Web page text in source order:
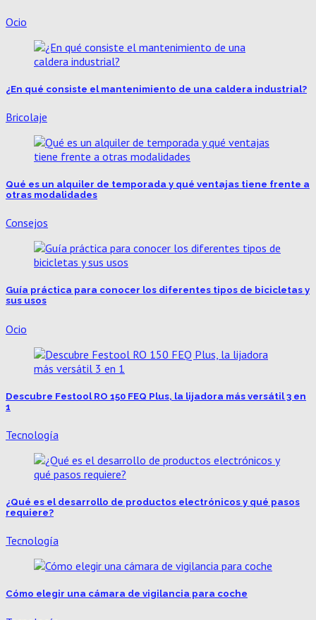
Ocio
¿En qué consiste el mantenimiento de una caldera industrial?
Bricolaje
Qué es un alquiler de temporada y qué ventajas tiene frente a
otras modalidades
Consejos
Guía práctica para conocer los diferentes tipos de bicicletas y
sus usos
Ocio
Descubre Festool RO 150 FEQ Plus, la lijadora más versátil 3 en
1
Tecnología
¿Qué es el desarrollo de productos electrónicos y qué pasos
requiere?
Tecnología
Cómo elegir una cámara de vigilancia para coche